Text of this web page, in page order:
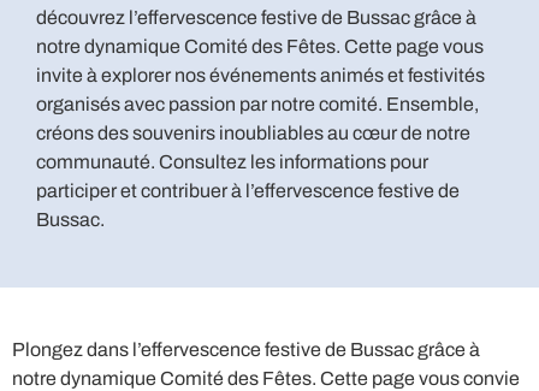
découvrez l’effervescence festive de Bussac grâce à
notre dynamique Comité des Fêtes. Cette page vous
invite à explorer nos événements animés et festivités
organisés avec passion par notre comité. Ensemble,
créons des souvenirs inoubliables au cœur de notre
communauté. Consultez les informations pour
participer et contribuer à l’effervescence festive de
Bussac.
Plongez dans l’effervescence festive de Bussac grâce à
notre dynamique Comité des Fêtes. Cette page vous convie